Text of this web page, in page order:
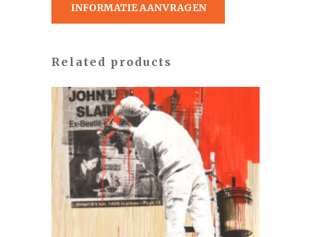
INFORMATIE AANVRAGEN
Related products